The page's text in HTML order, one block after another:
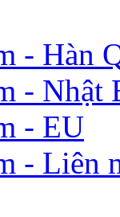
- Hàn
- Nhật
- EU
- Liên